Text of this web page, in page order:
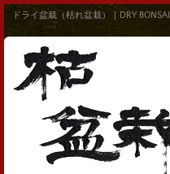
ドライ盆栽（枯れ盆栽）｜DRY